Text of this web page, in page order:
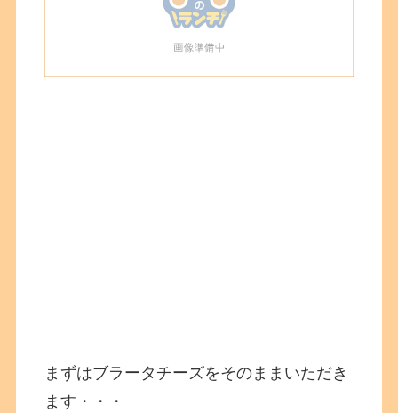
まずはブラータチーズをそのままいただき
ます・・・